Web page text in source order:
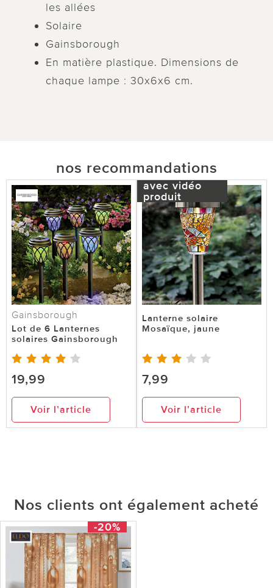
les allées
Solaire
Gainsborough
En matière plastique. Dimensions de
chaque lampe : 30x6x6 cm.
nos recommandations
Gainsborough
Lot de 6 Lanternes
solaires Gainsborough
19,99
Voir l’article
avec vidéo
produit
Lanterne solaire
Mosaïque, jaune
7,99
Voir l’article
Nos clients ont également acheté
-20%